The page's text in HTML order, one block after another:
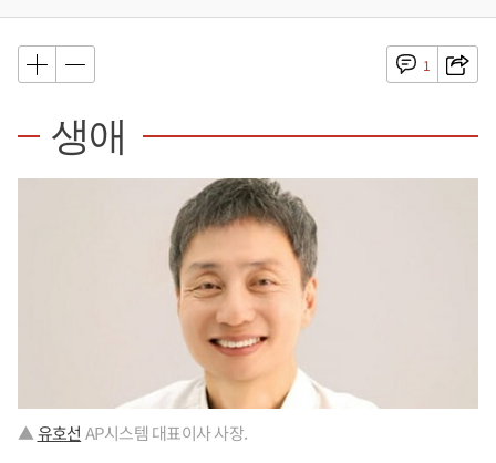
1
생애
▲유호선 AP시스템 대표이사 사장.